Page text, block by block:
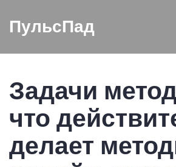
ПульсПад
Задачи
что
делает